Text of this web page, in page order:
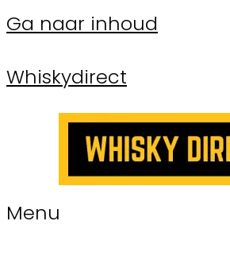
Ga naar inhoud
Whiskydirect
Menu